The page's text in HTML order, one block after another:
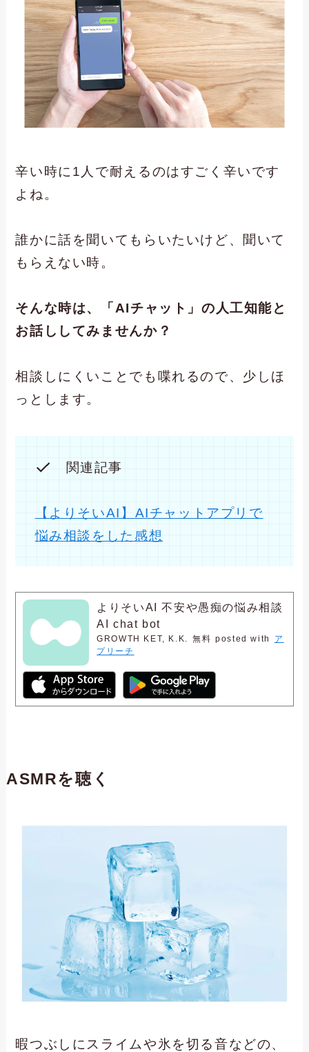
辛い時に1人で耐えるのはすごく辛いです
よね。
誰かに話を聞いてもらいたいけど、聞いて
もらえない時。
そんな時は、「AIチャット」の人工知能と
お話ししてみませんか？
相談しにくいことでも喋れるので、少しほ
っとします。
関連記事
【よりそいAI】AIチャットアプリで
悩み相談をした感想
よりそいAI 不安や愚痴の悩み相談
AI chat bot
GROWTH KET, K.K. 無料 posted with
ア
プリーチ
ASMRを聴く
暇つぶしにスライムや氷を切る音などの、